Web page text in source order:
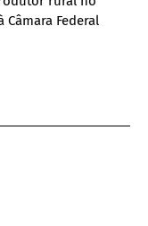
Federal